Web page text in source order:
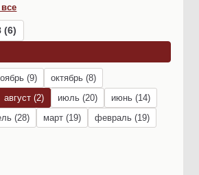
все
(6)
(9)
октябрь (8)
август (2) июль (20)
июнь (14)
(28) март (19)
февраль (19)